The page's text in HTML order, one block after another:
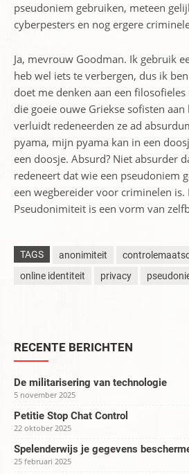
pseudoniem gebruiken, meteen
cyberpesters en nog ergere
Ja, mevrouw Goodman. Ik gebruik
heb wel iets te verbergen, dus ik
doet me denken aan een
die goeie ouwe Griekse sofisten
verluidt redeneerden ze ad
pyama, mijn pyama kan in een
een doosje. Absurd? Niet absurder
redeneert dat wie een pseudoniem
een wegbereider voor criminelen is.
Pseudonimiteit is een vorm van
TAGS anonimiteit
online identiteit
privacy
RECENTE BERICHTEN
De militarisering van technologie
5 november 2025
Petitie Stop Chat Control
22 oktober 2025
Spelenderwijs je gegevens
25 februari 2025